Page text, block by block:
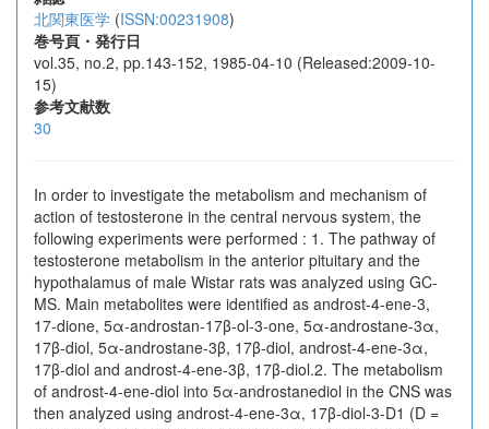
北関東医学 (ISSN:00231908)
巻号頁・発行日
vol.35, no.2, pp.143-152, 1985-04-10 (Released:2009-10-
15)
参考文献数
30
In order to investigate the metabolism and mechanism of
action of testosterone in the central nervous system, the
following experiments were performed : 1. The pathway of
testosterone metabolism in the anterior pituitary and the
hypothalamus of male Wistar rats was analyzed using GC-
MS. Main metabolites were identified as androst-4-ene-3,
17-dione, 5α-androstan-17β-ol-3-one, 5α-androstane-3α,
17β-diol, 5α-androstane-3β, 17β-diol, androst-4-ene-3α,
17β-diol and androst-4-ene-3β, 17β-diol.2. The metabolism
of androst-4-ene-diol into 5α-androstanediol in the CNS was
then analyzed using androst-4-ene-3α, 17β-diol-3-D1 (D =